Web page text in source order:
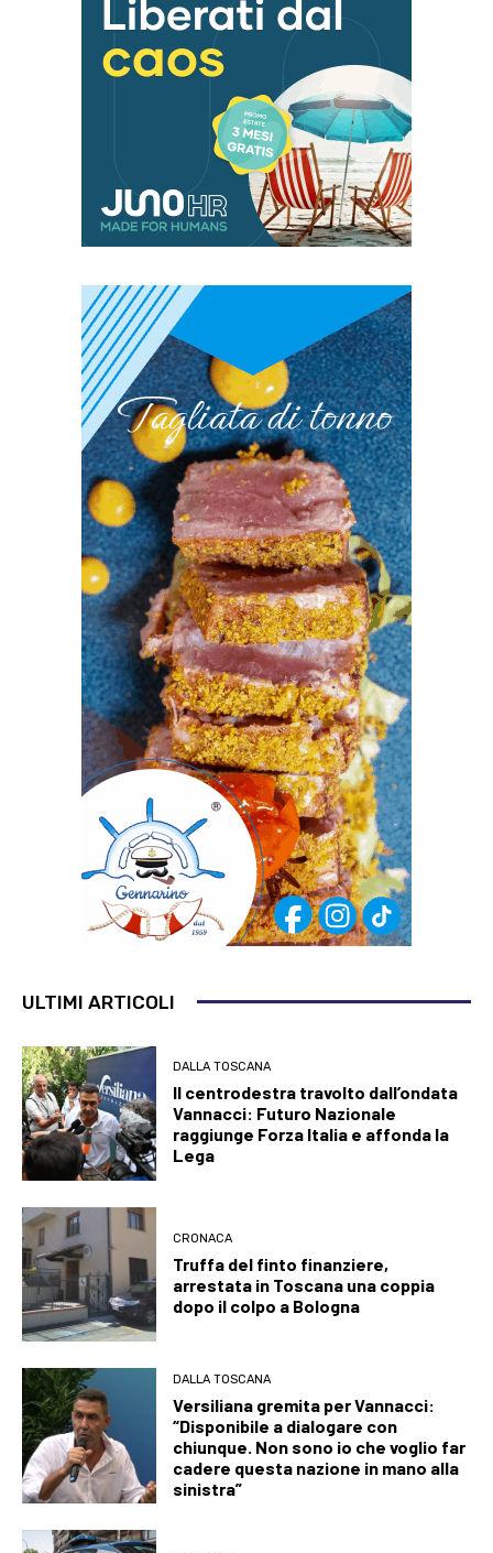
ULTIMI ARTICOLI
DALLA TOSCANA
Il centrodestra travolto dall’ondata
Vannacci: Futuro Nazionale
raggiunge Forza Italia e affonda la
Lega
CRONACA
Truffa del finto finanziere,
arrestata in Toscana una coppia
dopo il colpo a Bologna
DALLA TOSCANA
Versiliana gremita per Vannacci:
“Disponibile a dialogare con
chiunque. Non sono io che voglio far
cadere questa nazione in mano alla
sinistra”